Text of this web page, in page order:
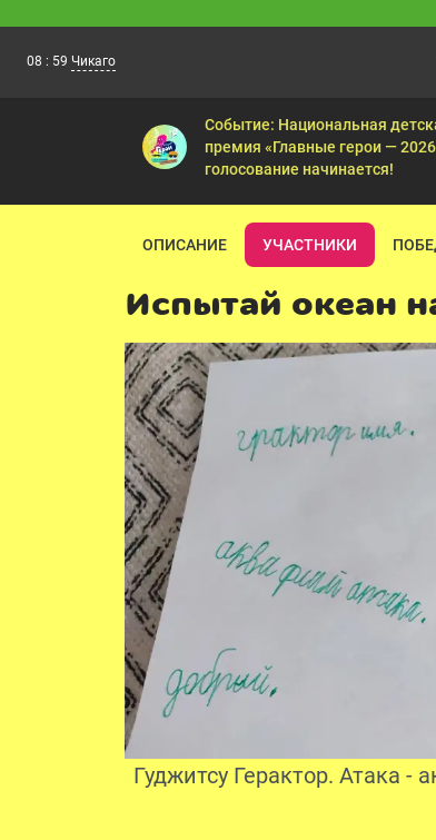
Перевоспитатели — Игры
08 : 59 Чикаго
Событие: Национальная
премия «Главные герои —
голосование начинается!
ОПИСАНИЕ УЧАСТНИКИ
Испытай океан
Гуджитсу Герактор. Атака -